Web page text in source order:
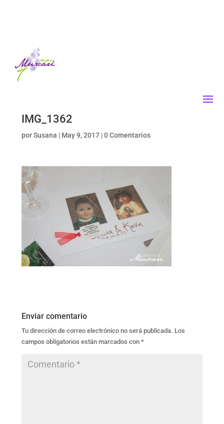
IMG_1362
porSusana | May 9, 2017|0 Comentarios
Enviar comentario
Tu dirección de correo electrónico no será publicada. Los
campos obligatorios están marcados con *